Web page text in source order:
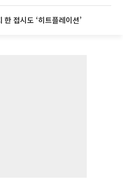
접시도 ‘히트플레이션’